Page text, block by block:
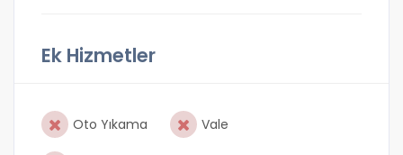
Ek Hizmetler
Oto Yıkama Vale